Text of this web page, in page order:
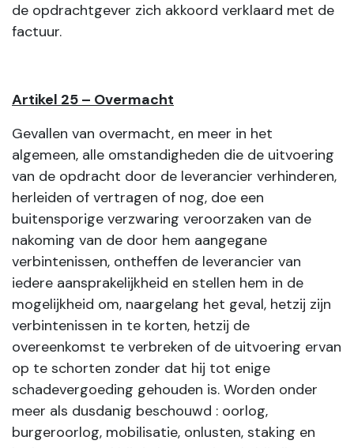
de opdrachtgever zich akkoord verklaard met de
factuur.
Artikel 25 – Overmacht
Gevallen van overmacht, en meer in het
algemeen, alle omstandigheden die de uitvoering
van de opdracht door de leverancier verhinderen,
herleiden of vertragen of nog, doe een
buitensporige verzwaring veroorzaken van de
nakoming van de door hem aangegane
verbintenissen, ontheffen de leverancier van
iedere aansprakelijkheid en stellen hem in de
mogelijkheid om, naargelang het geval, hetzij zijn
verbintenissen in te korten, hetzij de
overeenkomst te verbreken of de uitvoering ervan
op te schorten zonder dat hij tot enige
schadevergoeding gehouden is. Worden onder
meer als dusdanig beschouwd : oorlog,
burgeroorlog, mobilisatie, onlusten, staking en